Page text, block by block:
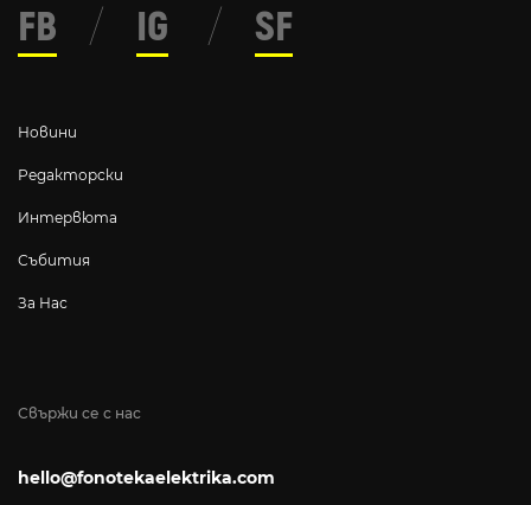
Свържи се с нас
hello@fonotekaelektrika.com
Новини
Редакторски
Интервюта
Събития
За Нас
FB / IG / SF